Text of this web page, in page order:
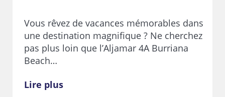
Vous rêvez de vacances mémorables dans
une destination magnifique ? Ne cherchez
pas plus loin que l’Aljamar 4A Burriana
Beach…
Lire plus